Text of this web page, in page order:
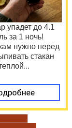
упадет до 4.1
за 1 ночь!
нужно перед
стакан